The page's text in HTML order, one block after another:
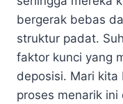
bergerak bebas
struktur padat.
faktor kunci yang
deposisi. Mari
proses menarik